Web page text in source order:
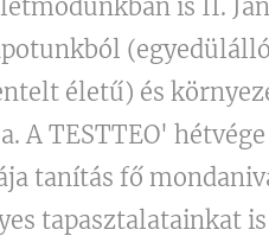
is II.
életű) és
A TESTTEO'
tanítás fő
tapasztalatainkat